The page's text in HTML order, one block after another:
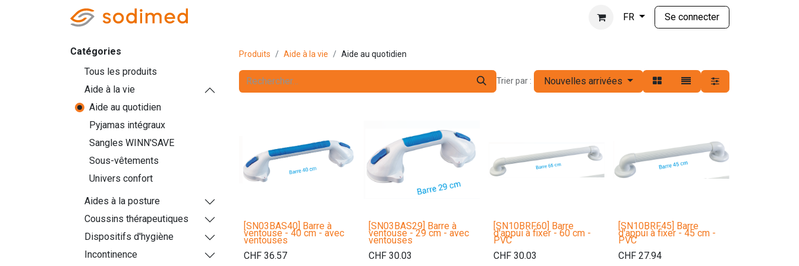
FR Se connecter
Catégories
Tous les produits
Aide à la vie
Aide au quotidien
Pyjamas intégraux
Sangles WINN'SAVE
Sous-vêtements
Univers confort
Aides à la posture
Coussins thérapeutiques
Dispositifs d'hygiène
Incontinence
Produits Aide à la vie Aide au quotidien
Trier par : Nouvelles arrivées
[SN03BAS40] Barre à
ventouse - 40 cm - avec
ventouses
CHF 36.57
[SN03BAS29] Barre à
ventouse - 29 cm - avec
ventouses
CHF 30.03
[SN10BRF60] Barre
d'appui à fixer - 60 cm -
PVC
CHF 30.03
[SN10BRF45] Barre
d'appui à fixer - 45 cm -
PVC
CHF 27.94